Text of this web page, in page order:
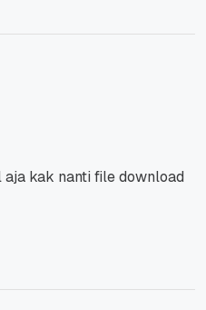
kak nanti file download